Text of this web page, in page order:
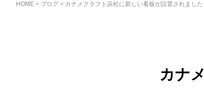
HOME > ブログ > カナメクラフト浜松に新しい看板が設置されました
カナ